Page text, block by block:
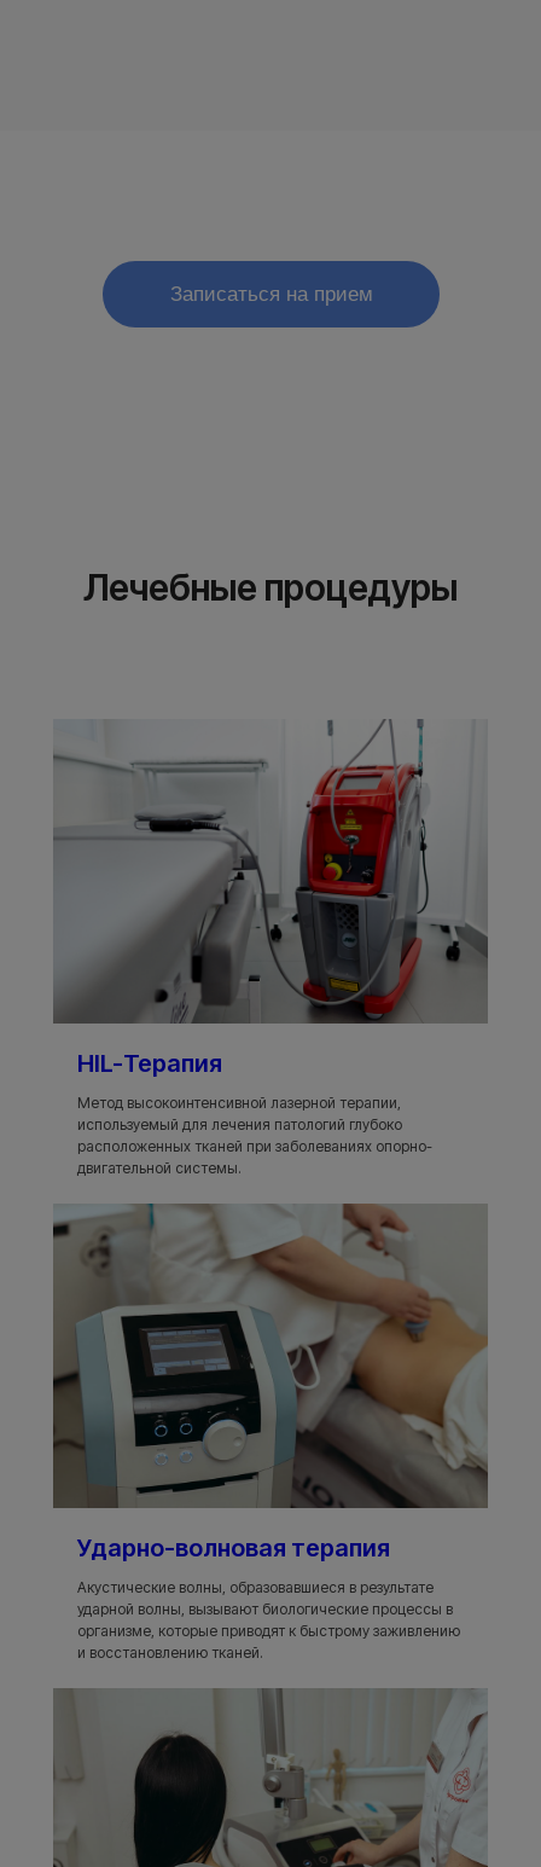
Записаться на прием
Лечебные процедуры
HIL-Терапия
Метод высокоинтенсивной лазерной терапии,
используемый для лечения патологий глубоко
расположенных тканей при заболеваниях опорно-
двигательной системы.
Ударно-волновая терапия
Акустические волны, образовавшиеся в результате
ударной волны, вызывают биологические процессы в
организме, которые приводят к быстрому заживлению
и восстановлению тканей.